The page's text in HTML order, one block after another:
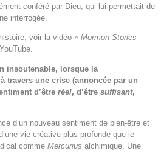
conféré par Dieu, qui lui permettait de
interrogée.
voir la vidéo « Mormon Stories
insoutenable, lorsque la
travers une crise (annoncée par un
d’être réel, d’être suffisant,
d’un nouveau sentiment de bien-être et
vie créative plus profonde que le
comme Mercurius alchimique. Une